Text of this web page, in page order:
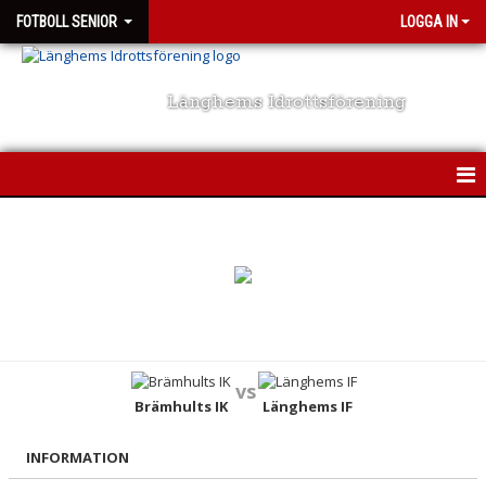
FOTBOLL SENIOR LOGGA IN
Länghems Idrottsförening
KONTAKT
Brämhults IK
vs
Länghems IF
INFORMATION